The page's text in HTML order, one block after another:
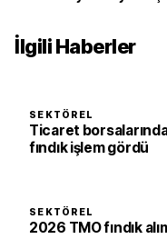
İlgili Haberler
SEKTÖREL
Ticaret borsalarında
fındık işlem gördü
SEKTÖREL
2026 TMO fındık